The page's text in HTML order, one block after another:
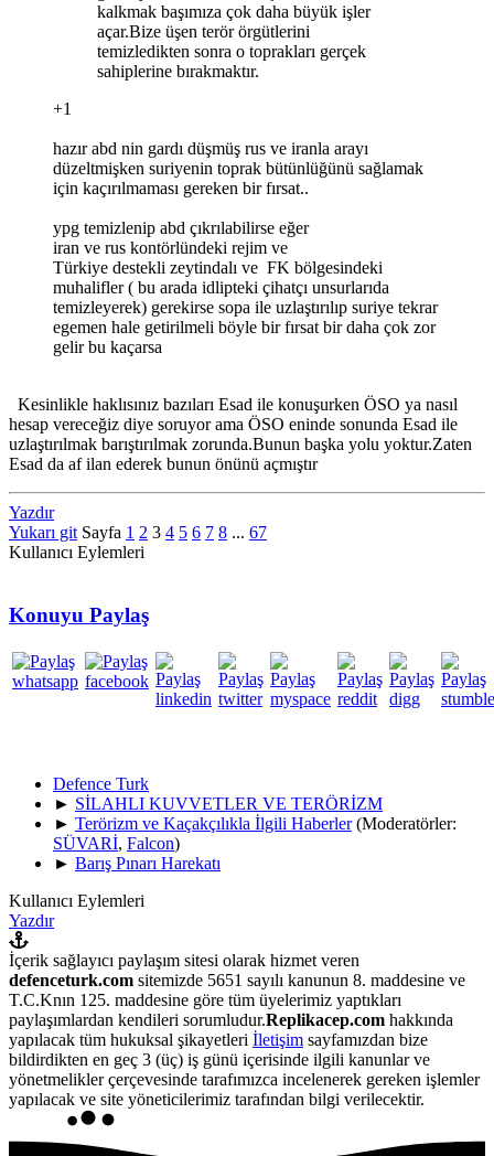
kalkmak başımıza çok daha büyük işler
açar.Bize üşen terör örgütlerini
temizledikten sonra o toprakları gerçek
sahiplerine bırakmaktır.
+1
hazır abd nin gardı düşmüş rus ve iranla arayı
düzeltmişken suriyenin toprak bütünlüğünü sağlamak
için kaçırılmaması gereken bir fırsat..
ypg temizlenip abd çıkrılabilirse eğer
iran ve rus kontörlündeki rejim ve
Türkiye destekli zeytindalı ve FK bölgesindeki
muhalifler ( bu arada idlipteki çihatçı unsurlarıda
temizleyerek) gerekirse sopa ile uzlaştırılıp suriye tekrar
egemen hale getirilmeli böyle bir fırsat bir daha çok zor
gelir bu kaçarsa
Kesinlikle haklısınız bazıları Esad ile konuşurken ÖSO ya nasıl
hesap vereceğiz diye soruyor ama ÖSO eninde sonunda Esad ile
uzlaştırılmak barıştırılmak zorunda.Bunun başka yolu yoktur.Zaten
Esad da af ilan ederek bunun önünü açmıştır
Yazdır
Yukarı git Sayfa 1 2 3 4 5 6 7 8 ... 67
Kullanıcı Eylemleri
Konuyu Paylaş
Defence Turk
► SİLAHLI KUVVETLER VE TERÖRİZM
► Terörizm ve Kaçakçılıkla İlgili Haberler (Moderatörler:
SÜVARİ, Falcon)
► Barış Pınarı Harekatı
Kullanıcı Eylemleri
Yazdır
İçerik sağlayıcı paylaşım sitesi olarak hizmet veren
defenceturk.com sitemizde 5651 sayılı kanunun 8. maddesine ve
T.C.Knın 125. maddesine göre tüm üyelerimiz yaptıkları
paylaşımlardan kendileri sorumludur.Replikacep.com hakkında
yapılacak tüm hukuksal şikayetleri İletişim sayfamızdan bize
bildirdikten en geç 3 (üç) iş günü içerisinde ilgili kanunlar ve
yönetmelikler çerçevesinde tarafımızca incelenerek gereken işlemler
yapılacak ve site yöneticilerimiz tarafından bilgi verilecektir.